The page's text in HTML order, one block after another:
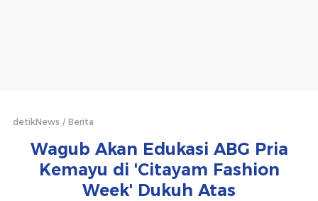
detikNews Berita
Wagub Akan Edukasi ABG Pria
Kemayu di 'Citayam Fashion
Week' Dukuh Atas